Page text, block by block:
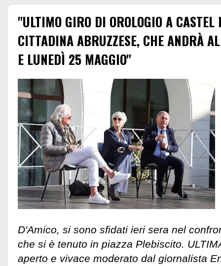
"ULTIMO GIRO DI OROLOGIO A CASTEL
CITTADINA ABRUZZESE, CHE ANDRÀ
E LUNEDÌ 25 MAGGIO"
D'Amico, si sono sfidati ieri sera nel
che si è tenuto in piazza Plebiscito.
aperto e vivace moderato dal giornalista